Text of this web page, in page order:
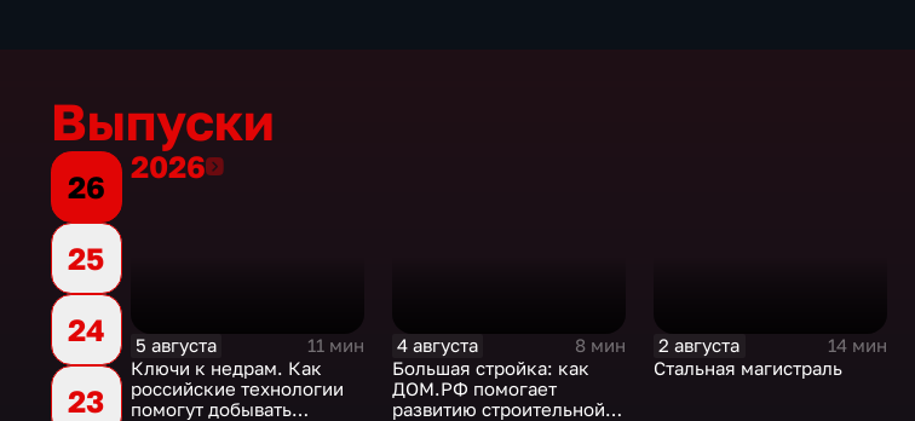
Выпуски
26
25
24
23
20262026
5 августа
11 мин
Ключи к недрам. Как
российские технологии
помогут добывать
4 августа
8 мин
Большая стройка: как
ДОМ.РФ помогает
развитию строительной
2 августа
14 мин
Стальная магистраль